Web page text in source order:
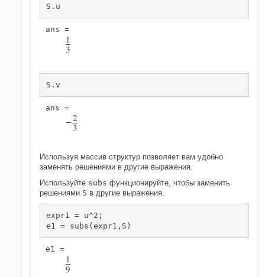
S.u
1
3
S.v
−2
3
Используя массив структур позволяет вам удобно
заменять решениями в другие выражения.
Используйте subs функционируйте, чтобы заменить
решениями S в другие выражения.
expr1 = u^2;
e1 = subs(expr1,S)
1
9